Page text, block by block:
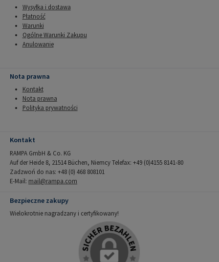
Wysyłka i dostawa
Płatność
Warunki
Ogólne Warunki Zakupu
Anulowanie
Nota prawna
Kontakt
Nota prawna
Polityka prywatności
Kontakt
RAMPA GmbH & Co. KG
Auf der Heide 8, 21514 Büchen, Niemcy Telefax: +49 (0)4155 8141-80
Zadzwoń do nas: +48 (0) 468 808101
E-Mail: mail@rampa.com
Bezpieczne zakupy
Wielokrotnie nagradzany i certyfikowany!